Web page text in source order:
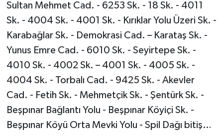
Sultan Mehmet Cad. - 6253 Sk. - 18 Sk. - 4011
Sk. - 4004 Sk. - 4001 Sk. - Kırıklar Yolu Üzeri Sk. -
Karabağlar Sk. - Demokrasi Cad. – Karataş Sk. -
Yunus Emre Cad. - 6010 Sk. - Seyirtepe Sk. -
4010 Sk. - 4002 Sk. – 4001 Sk. - 4005 Sk. -
4004 Sk. - Torbalı Cad. - 9425 Sk. - Akevler
Cad. - Fetih Sk. - Mehmetçik Sk. - Şentürk Sk. -
Beşpınar Bağlantı Yolu - Beşpınar Köyiçi Sk. -
Beşpınar Köyü Orta Mevki Yolu - Spil Dağı bitiş…